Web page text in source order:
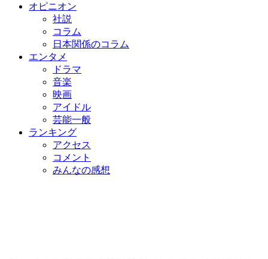
オピニオン
社説
コラム
日本関係のコラム
エンタメ
ドラマ
音楽
映画
アイドル
芸能一般
ランキング
アクセス
コメント
みんなの感想